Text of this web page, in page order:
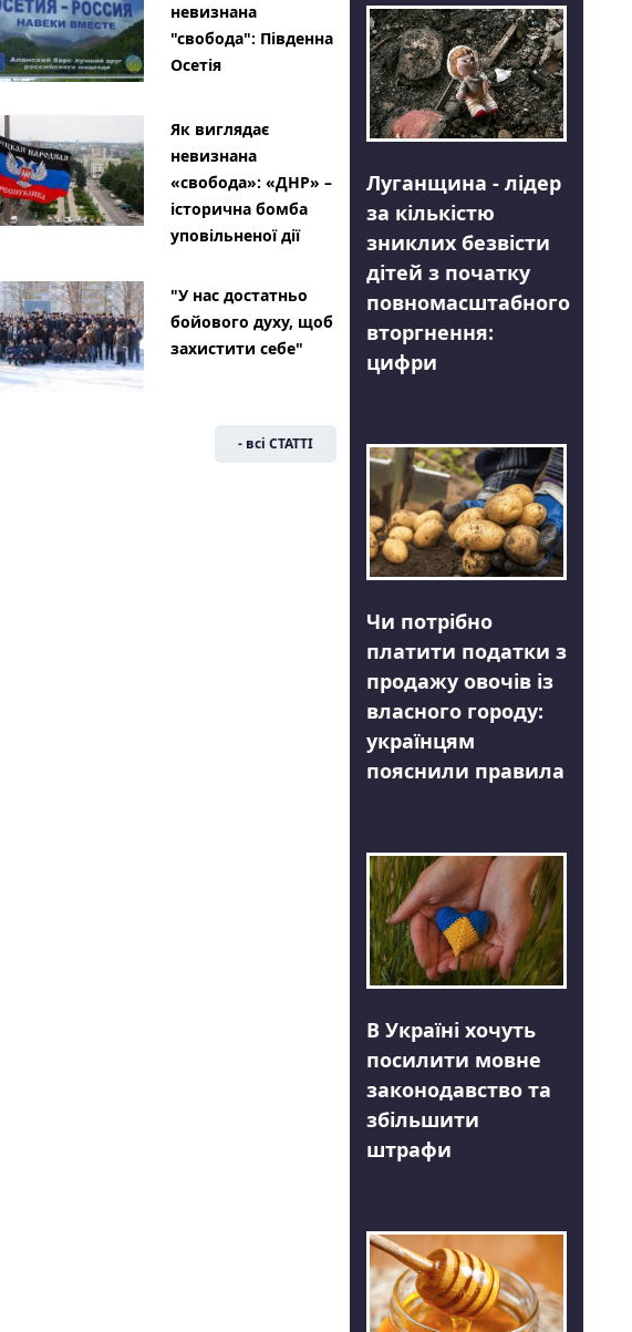
невизнана
"свобода": Південна
Осетія
Як виглядає
невизнана
«свобода»: «ДНР» –
історична бомба
уповільненої дії
"У нас достатньо
бойового духу, щоб
захистити себе"
- всі СТАТТІ
Луганщина - лідер
за кількістю
зниклих безвісти
дітей з початку
повномасштабного
вторгнення:
цифри
Чи потрібно
платити податки з
продажу овочів із
власного городу:
українцям
пояснили правила
В Україні хочуть
посилити мовне
законодавство та
збільшити
штрафи